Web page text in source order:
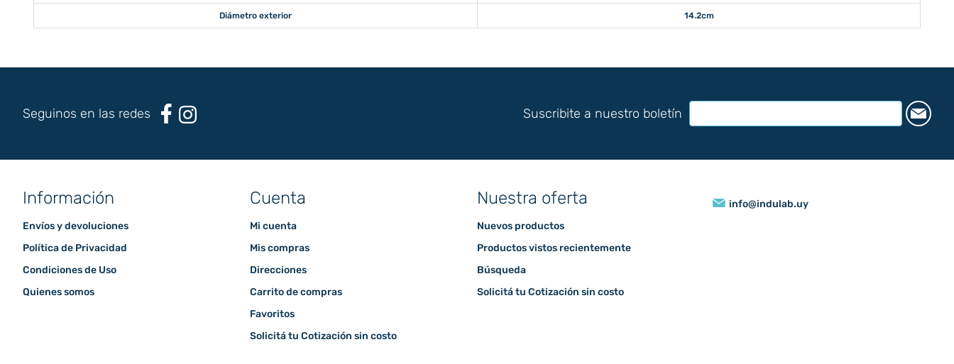
Diámetro exterior 14.2cm
Seguinos en las redes Suscribite a nuestro boletín
Información
Envíos y devoluciones
Política de Privacidad
Condiciones de Uso
Quienes somos
Cuenta
Mi cuenta
Mis compras
Direcciones
Carrito de compras
Favoritos
Solicitá tu Cotización sin costo
Nuestra oferta
Nuevos productos
Productos vistos recientemente
Búsqueda
Solicitá tu Cotización sin costo
info@indulab.uy